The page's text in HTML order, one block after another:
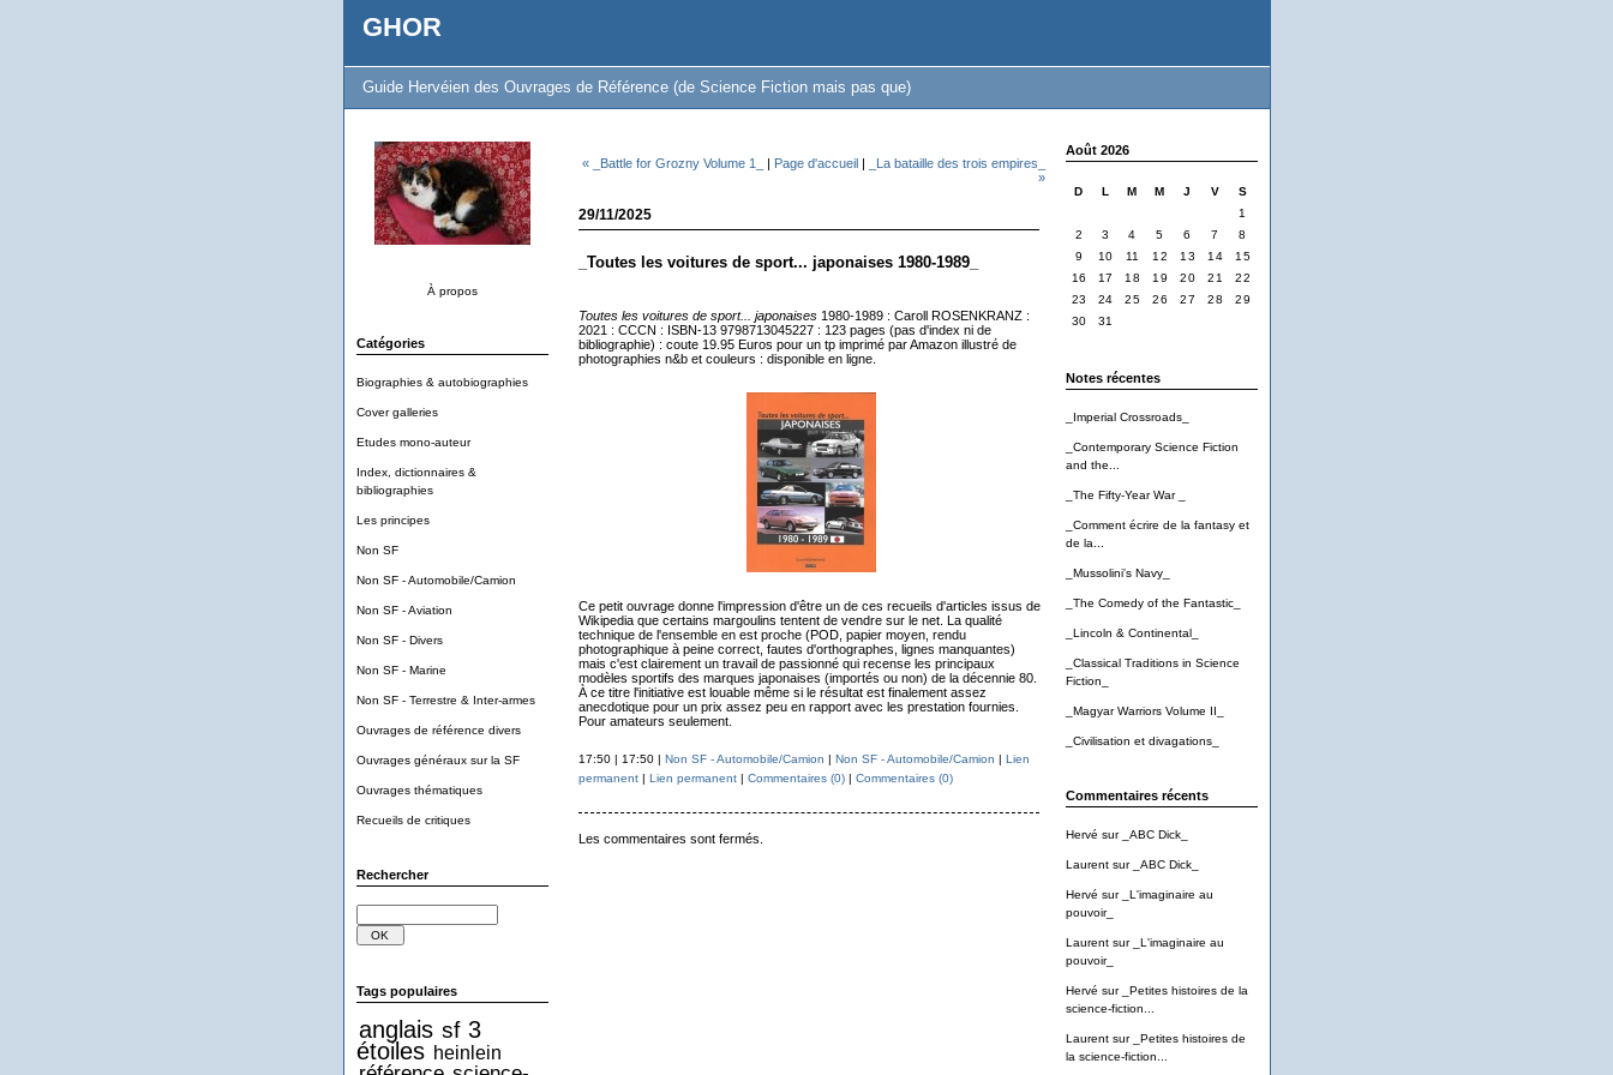
GHOR
Guide Hervéien des Ouvrages de Référence (de Science Fiction mais pas que)
À propos
Catégories
Biographies & autobiographies
Cover galleries
Etudes mono-auteur
Index, dictionnaires &
bibliographies
Les principes
Non SF
Non SF - Automobile/Camion
Non SF - Aviation
Non SF - Divers
Non SF - Marine
Non SF - Terrestre & Inter-armes
Ouvrages de référence divers
Ouvrages généraux sur la SF
Ouvrages thématiques
Recueils de critiques
Rechercher
Tags populaires
anglais sf 3
étoiles heinlein
Août 2026
D L M M J V
S
1
2
3 4 5 6 7
8
9
10 11 12 13 14
15
16
17 18 19 20 21
22
23
24 25 26 27 28
29
30
31
Notes récentes
_Imperial Crossroads_
_Contemporary Science Fiction
and the...
_The Fifty-Year War _
_Comment écrire de la fantasy et
de la...
_Mussolini's Navy_
_The Comedy of the Fantastic_
_Lincoln & Continental_
_Classical Traditions in Science
Fiction_
_Magyar Warriors Volume II_
_Civilisation et divagations_
Commentaires récents
Hervé sur _ABC Dick_
Laurentsur _ABC Dick_
Hervé sur
_L'imaginaire au
pouvoir_
Laurentsur
_L'imaginaire au
pouvoir_
Hervé sur
_Petites histoires de la
science-fiction...
Laurentsur
_Petites histoires de
la science-fiction...
« _Battle for Grozny Volume 1_ | Page d'accueil|
_La bataille des trois empires_
»
29/11/2025
_Toutes les voitures de sport... japonaises 1980-1989_
Toutes les voitures de sport... japonaises1980-1989 : Caroll ROSENKRANZ :
2021 : CCCN : ISBN-13 9798713045227 : 123 pages (pas d'index ni de
bibliographie) : coute 19.95 Euros pour un tp imprimé par Amazon illustré de
photographies n&b et couleurs : disponible en ligne.
Ce petit ouvrage donne l'impression d'être un de ces recueils d'articles issus de
Wikipedia que certains margoulins tentent de vendre sur le net. La qualité
technique de l'ensemble en est proche (POD, papier moyen, rendu
photographique à peine correct, fautes d'orthographes, lignes manquantes)
mais c'est clairement un travail de passionné qui recense les principaux
modèles sportifs des marques japonaises (importés ou non) de la décennie 80.
À ce titre l'initiative est louable même si le résultat est finalement assez
anecdotique pour un prix assez peu en rapport avec les prestation fournies.
Pour amateurs seulement.
17:50 | 17:50 | Non SF - Automobile/Camion | Non SF - Automobile/Camion | Lien
permanent| Lien permanent| Commentaires (0)| Commentaires (0)
Les commentaires sont fermés.